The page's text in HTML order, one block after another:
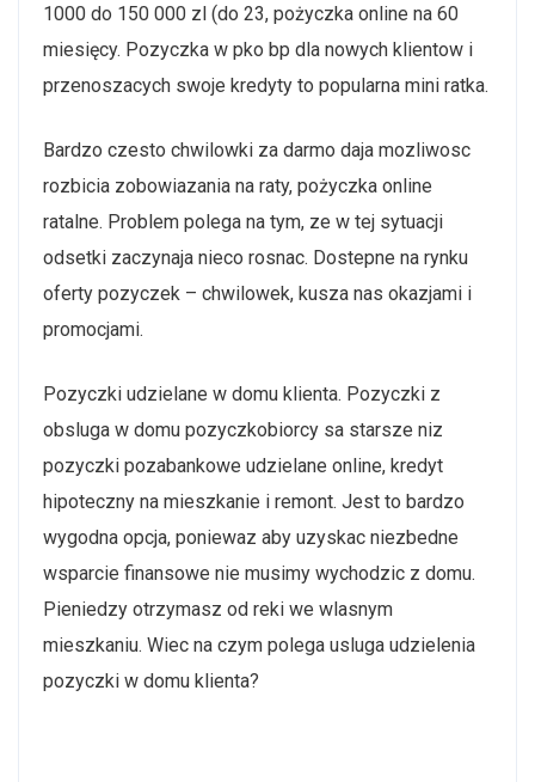
1000 do 150 000 zl (do 23, pożyczka online na 60
miesięcy. Pozyczka w pko bp dla nowych klientow i
przenoszacych swoje kredyty to popularna mini ratka.
Bardzo czesto chwilowki za darmo daja mozliwosc
rozbicia zobowiazania na raty, pożyczka online
ratalne. Problem polega na tym, ze w tej sytuacji
odsetki zaczynaja nieco rosnac. Dostepne na rynku
oferty pozyczek – chwilowek, kusza nas okazjami i
promocjami.
Pozyczki udzielane w domu klienta. Pozyczki z
obsluga w domu pozyczkobiorcy sa starsze niz
pozyczki pozabankowe udzielane online, kredyt
hipoteczny na mieszkanie i remont. Jest to bardzo
wygodna opcja, poniewaz aby uzyskac niezbedne
wsparcie finansowe nie musimy wychodzic z domu.
Pieniedzy otrzymasz od reki we wlasnym
mieszkaniu. Wiec na czym polega usluga udzielenia
pozyczki w domu klienta?